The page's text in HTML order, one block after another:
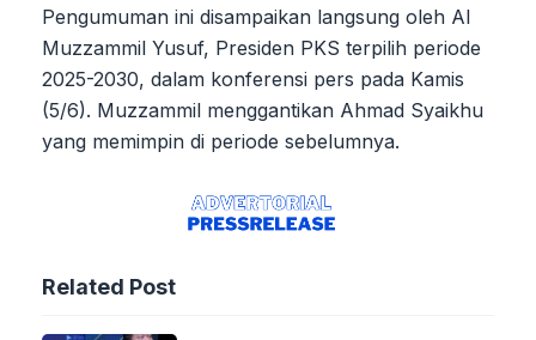
Pengumuman ini disampaikan langsung oleh Al
Muzzammil Yusuf, Presiden PKS terpilih periode
2025-2030, dalam konferensi pers pada Kamis
(5/6). Muzzammil menggantikan Ahmad Syaikhu
yang memimpin di periode sebelumnya.
Related Post